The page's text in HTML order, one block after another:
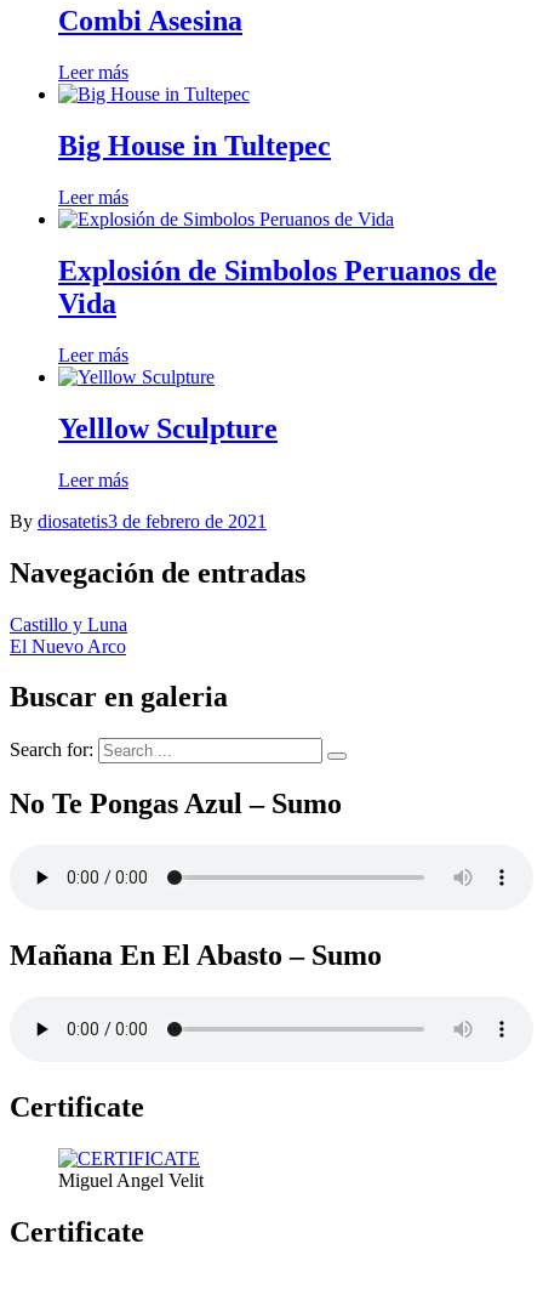
Combi Asesina
Leer más
Big House in Tultepec
Leer más
Explosión de Simbolos Peruanos de
Vida
Leer más
Yelllow Sculpture
Leer más
By diosatetis3 de febrero de 2021
Navegación de entradas
Castillo y Luna
El Nuevo Arco
Buscar en galeria
Search for:
No Te Pongas Azul – Sumo
Mañana En El Abasto – Sumo
Certificate
Miguel Angel Velit
Certificate